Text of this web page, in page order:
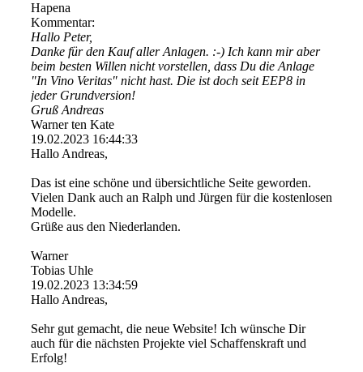
Hapena
Kommentar:
Hallo Peter,
Danke für den Kauf aller Anlagen. :-) Ich kann mir aber
beim besten Willen nicht vorstellen, dass Du die Anlage
"In Vino Veritas" nicht hast. Die ist doch seit EEP8 in
jeder Grundversion!
Gruß Andreas
Warner ten Kate
19.02.2023 16:44:33
Hallo Andreas,
Das ist eine schöne und übersichtliche Seite geworden.
Vielen Dank auch an Ralph und Jürgen für die kostenlosen
Modelle.
Grüße aus den Niederlanden.
Warner
Tobias Uhle
19.02.2023 13:34:59
Hallo Andreas,
Sehr gut gemacht, die neue Website! Ich wünsche Dir
auch für die nächsten Projekte viel Schaffenskraft und
Erfolg!